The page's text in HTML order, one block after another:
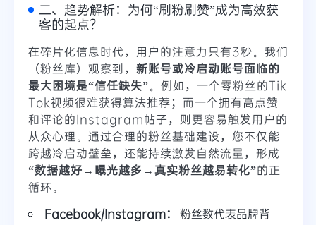
二、趋势解析：为何“刷粉刷赞”成为高效获
客的起点？
在碎片化信息时代，用户的注意力只有3秒。我们
（粉丝库）观察到， 新账号或冷启动账号面临的
最大困境是“信任缺失”。例如，一个零粉丝的Tik
Tok视频很难获得算法推荐；而一个拥有高点赞
和评论的Instagram帖子，则更容易触发用户的
从众心理。通过合理的粉丝基础建设，您不仅能
跨越冷启动壁垒，还能持续激发自然流量，形成
“数据越好→曝光越多→真实粉丝越易转化”的正
循环。
Facebook/Instagram：
粉丝数代表品牌背